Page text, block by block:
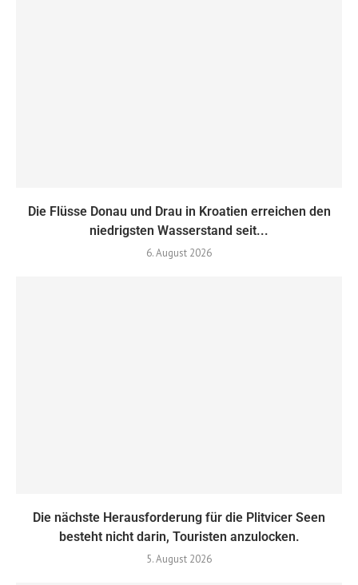
Die Flüsse Donau und Drau in Kroatien erreichen den
niedrigsten Wasserstand seit...
6. August 2026
Die nächste Herausforderung für die Plitvicer Seen
besteht nicht darin, Touristen anzulocken.
5. August 2026